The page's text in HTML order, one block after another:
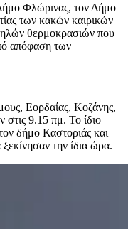
Φλώρινας, τον Δήμο
των κακών καιρικών
θερμοκρασιών που
απόφαση των
Εορδαίας, Κοζάνης,
στις 9.15 πμ. To ίδιο
δήμο Καστοριάς και
την ίδια ώρα.